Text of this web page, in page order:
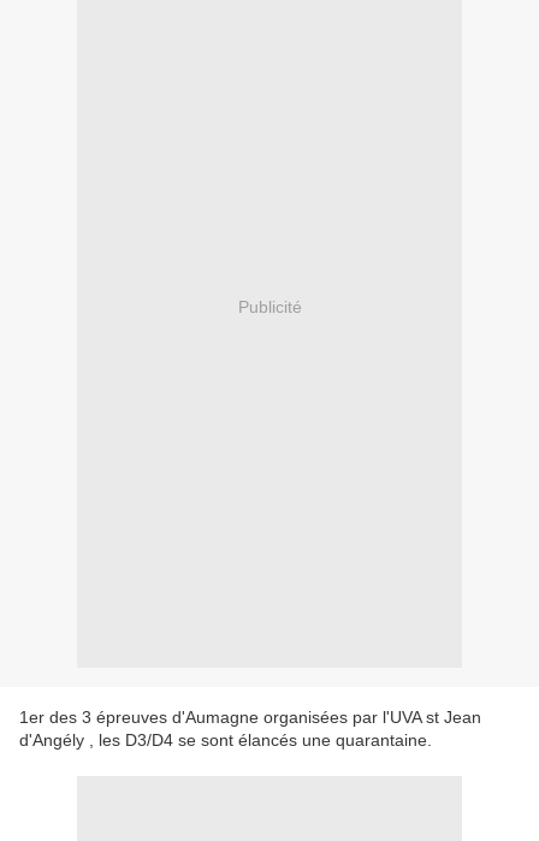
Publicité
1er des 3 épreuves d'Aumagne organisées par l'UVA st Jean
d'Angély , les D3/D4 se sont élancés une quarantaine.